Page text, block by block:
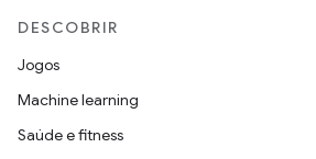
DESCOBRIR
Jogos
Machine learning
Saúde e fitness